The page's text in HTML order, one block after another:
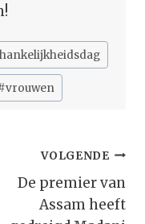
vrouwen
VOLGENDE
De premier van
Assam heeft